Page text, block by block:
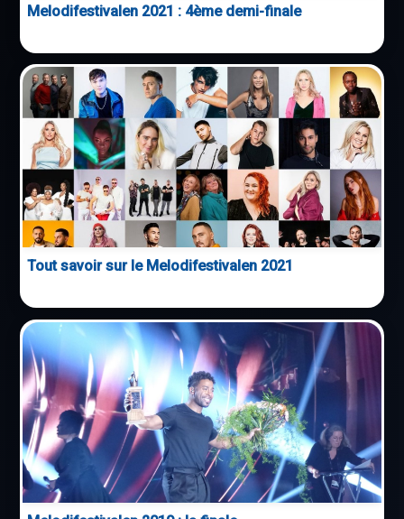
Melodifestivalen 2021 : 4ème demi-finale
Tout savoir sur le Melodifestivalen 2021